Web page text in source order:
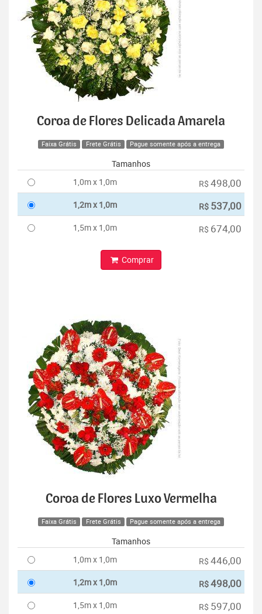
Coroa de Flores Delicada Amarela
Faixa Grátis Frete Grátis Pague somente após a entrega
Tamanhos
1,0m x 1,0m
R$ 498,00
1,2m x 1,0m R$ 537,00
1,5m x 1,0m R$ 674,00
Comprar
Coroa de Flores Luxo Vermelha
Faixa Grátis Frete Grátis Pague somente após a entrega
Tamanhos
1,0m x 1,0m
R$ 446,00
1,2m x 1,0m R$498,00
1,5m x 1,0m R$ 597,00